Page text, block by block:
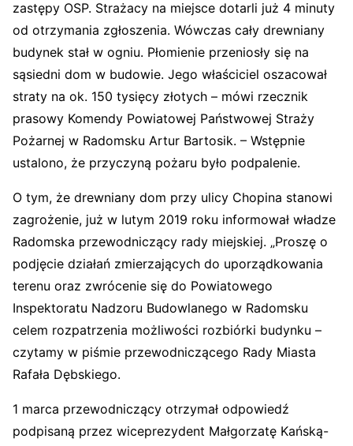
zastępy OSP. Strażacy na miejsce dotarli już 4 minuty
od otrzymania zgłoszenia. Wówczas cały drewniany
budynek stał w ogniu. Płomienie przeniosły się na
sąsiedni dom w budowie. Jego właściciel oszacował
straty na ok. 150 tysięcy złotych – mówi rzecznik
prasowy Komendy Powiatowej Państwowej Straży
Pożarnej w Radomsku Artur Bartosik. – Wstępnie
ustalono, że przyczyną pożaru było podpalenie.
O tym, że drewniany dom przy ulicy Chopina stanowi
zagrożenie, już w lutym 2019 roku informował władze
Radomska przewodniczący rady miejskiej. „Proszę o
podjęcie działań zmierzających do uporządkowania
terenu oraz zwrócenie się do Powiatowego
Inspektoratu Nadzoru Budowlanego w Radomsku
celem rozpatrzenia możliwości rozbiórki budynku –
czytamy w piśmie przewodniczącego Rady Miasta
Rafała Dębskiego.
1 marca przewodniczący otrzymał odpowiedź
podpisaną przez wiceprezydent Małgorzatę Kańską-